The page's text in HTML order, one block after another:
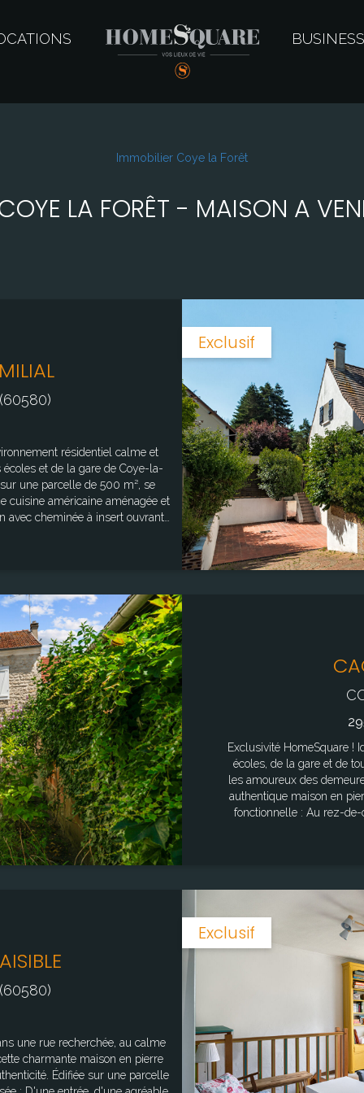
BUSINESS
Immobilier Coye la Forêt
LA FORÊT - MAISON A
et de la gare de Coye-la-
une parcelle de 500 m², se
avec cheminée à insert ouvrant
ou atelier) ainsi qu'une cave.
beaux jours. Une tonnelle, un
accueillir un camping-car
pour une famille souhaitant
des commodités. Surface
: www.georisques.gouv.fr.
Exclusif
Exclusivité HomeSquare ! Idéalement située à quelques pas des commerces, des
écoles, de la gare et de toutes les
les amoureux des demeures anciennes. Édifiée sur
authentique maison en
fonctionnelle : Au rez-de-chaussée : une cuisine, un séjour chaleureux, un WC
bénéficie d'un coin salle
charme ou une famille
Forêt. Surface au sol : 85.68 m² Surface dite "Loi Carrez" : 70.74 m² Soit une
surface pondérée : 78.21 m² Surface
risques auxquels ce
charmante maison en pierre
une parcelle
Exclusif